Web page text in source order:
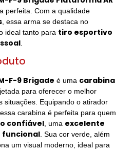
perfeita. Com a qualidade
, essa arma se destaca no
ideal tanto para tiro esportivo
F-9 Brigade é uma carabina
para oferecer o melhor
situações. Equipando o atirador
carabina é perfeita para quem
confiável, uma excelente
funcional. Sua cor verde, além
um visual moderno, ideal para